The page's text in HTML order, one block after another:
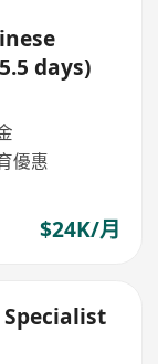
days)
優惠
$24K/月
Specialist